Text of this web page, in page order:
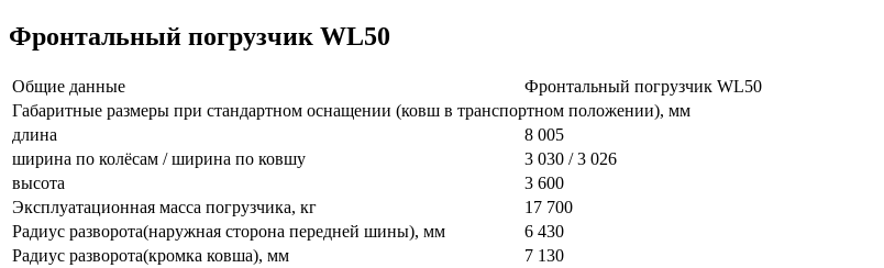
Фронтальный погрузчик WL50
Общие данные
Фронтальный погрузчик WL50
Габаритные размеры при стандартном оснащении (ковш в транспортном положении), мм
длина
8 005
ширина по колёсам / ширина по ковшу
3 030 / 3 026
высота
3 600
Эксплуатационная масса погрузчика, кг
17 700
Радиус разворота(наружная сторона передней шины), мм
6 430
Радиус разворота(кромка ковша), мм
7 130